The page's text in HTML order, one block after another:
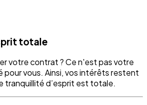
totale
votre contrat ? Ce n'est pas votre
pour vous. Ainsi, vos intérêts restent
tranquillité d’esprit est totale.